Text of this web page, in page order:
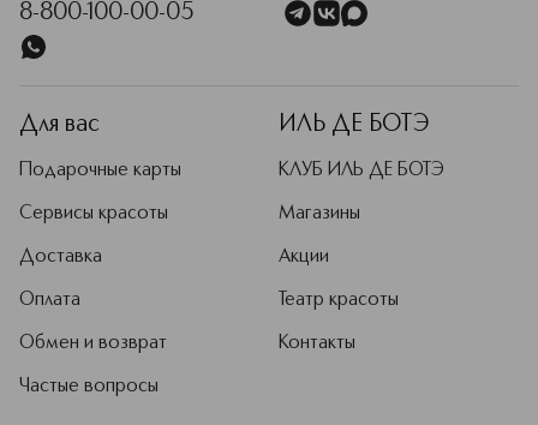
8-800-100-00-05
Для вас
Подарочные карты
Сервисы красоты
Доставка
Оплата
Обмен и возврат
Частые вопросы
ИЛЬ ДЕ БОТЭ
КЛУБ ИЛЬ ДЕ БОТЭ
Магазины
Акции
Театр красоты
Контакты